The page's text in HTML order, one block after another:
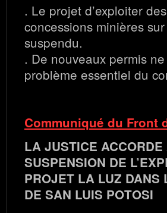
. Le projet d’exploiter
concessions minières
suspendu.
. De nouveaux permis
problème essentiel du
Communiqué du Front
LA JUSTICE
SUSPENSION DE
PROJET LA LUZ DANS
DE SAN LUIS POTOSI